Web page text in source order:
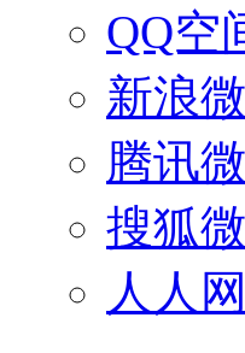
QQ空
新浪
腾讯
搜狐
人人网